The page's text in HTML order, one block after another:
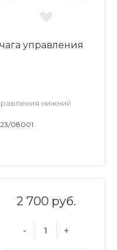
управления
нижний
08001
2 700 руб.
- +